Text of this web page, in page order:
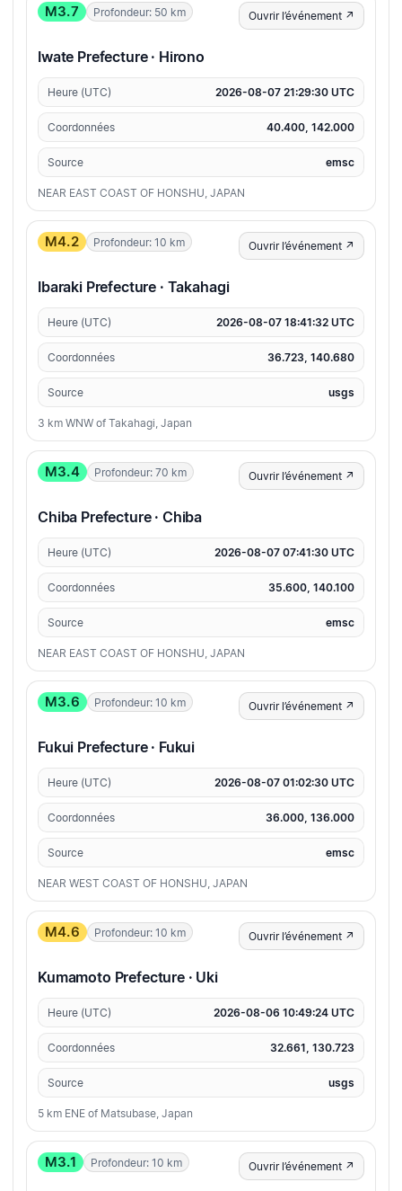
M3.7 Profondeur: 50 km Ouvrir l’événement ↗
Iwate Prefecture · Hirono
Heure (UTC) 2026-08-07 21:29:30 UTC
Coordonnées 40.400, 142.000
Source emsc
NEAR EAST COAST OF HONSHU, JAPAN
M4.2 Profondeur: 10 km Ouvrir l’événement ↗
Ibaraki Prefecture · Takahagi
Heure (UTC) 2026-08-07 18:41:32 UTC
Coordonnées 36.723, 140.680
Source usgs
3 km WNW of Takahagi, Japan
M3.4 Profondeur: 70 km Ouvrir l’événement ↗
Chiba Prefecture · Chiba
Heure (UTC) 2026-08-07 07:41:30 UTC
Coordonnées 35.600, 140.100
Source emsc
NEAR EAST COAST OF HONSHU, JAPAN
M3.6 Profondeur: 10 km Ouvrir l’événement ↗
Fukui Prefecture · Fukui
Heure (UTC) 2026-08-07 01:02:30 UTC
Coordonnées 36.000, 136.000
Source emsc
NEAR WEST COAST OF HONSHU, JAPAN
M4.6 Profondeur: 10 km Ouvrir l’événement ↗
Kumamoto Prefecture · Uki
Heure (UTC) 2026-08-06 10:49:24 UTC
Coordonnées 32.661, 130.723
Source usgs
5 km ENE of Matsubase, Japan
M3.1 Profondeur: 10 km Ouvrir l’événement ↗